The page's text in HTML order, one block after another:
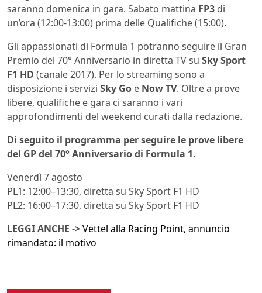
saranno domenica in gara. Sabato mattina FP3 di
un’ora (12:00-13:00) prima delle Qualifiche (15:00).
Gli appassionati di Formula 1 potranno seguire il Gran
Premio del 70° Anniversario in diretta TV su Sky Sport
F1 HD (canale 2017). Per lo streaming sono a
disposizione i servizi Sky Go e Now TV. Oltre a prove
libere, qualifiche e gara ci saranno i vari
approfondimenti del weekend curati dalla redazione.
Di seguito il programma per seguire le prove libere
del GP del 70° Anniversario di Formula 1.
Venerdì 7 agosto
PL1: 12:00–13:30, diretta su Sky Sport F1 HD
PL2: 16:00–17:30, diretta su Sky Sport F1 HD
LEGGI ANCHE ->Vettel alla Racing Point, annuncio
rimandato: il motivo